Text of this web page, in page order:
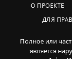
О ПРОЕКТЕ
ДЛЯ
Полное или
является